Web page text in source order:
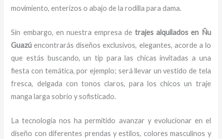
movimiento, enterizos o abajo de la rodilla para dama.
Sin embargo, en nuestra empresa detrajes alquilados en Ñu
Guazúencontrarás diseños exclusivos, elegantes, acorde a lo
que estás buscando, un tip para las chicas invitadas a una
fiesta con temática, por ejemplo; será llevar un vestido de tela
fresca, delgada con tonos claros, para los chicos un traje
manga larga sobrio y sofisticado.
La tecnología nos ha permitido avanzar y evolucionar en el
diseño con diferentes prendas y estilos, colores masculinos y